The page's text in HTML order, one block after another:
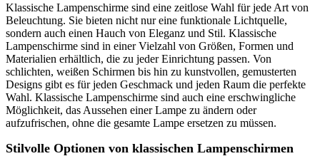
Klassische Lampenschirme sind eine zeitlose Wahl für jede Art von
Beleuchtung. Sie bieten nicht nur eine funktionale Lichtquelle,
sondern auch einen Hauch von Eleganz und Stil. Klassische
Lampenschirme sind in einer Vielzahl von Größen, Formen und
Materialien erhältlich, die zu jeder Einrichtung passen. Von
schlichten, weißen Schirmen bis hin zu kunstvollen, gemusterten
Designs gibt es für jeden Geschmack und jeden Raum die perfekte
Wahl. Klassische Lampenschirme sind auch eine erschwingliche
Möglichkeit, das Aussehen einer Lampe zu ändern oder
aufzufrischen, ohne die gesamte Lampe ersetzen zu müssen.
Stilvolle Optionen von klassischen Lampenschirmen